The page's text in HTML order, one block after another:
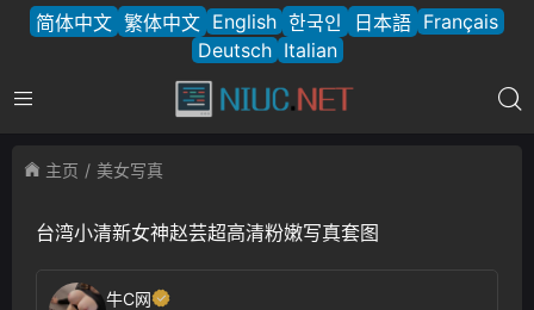
简体中文 繁体中文 English 한국인 日本語 Français
Deutsch Italian
主页 美女写真
台湾小清新女神赵芸超高清粉嫩写真套图
牛C网